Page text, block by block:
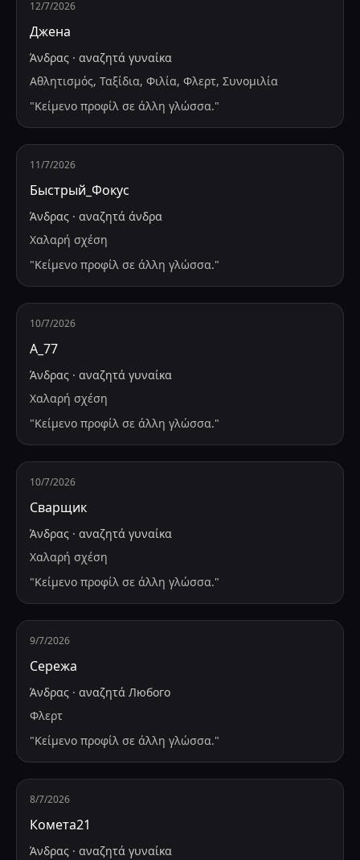
12/7/2026
Джена
Άνδρας · αναζητά γυναίκα
Αθλητισμός, Ταξίδια, Φιλία, Φλερτ, Συνομιλία
"Κείμενο προφίλ σε άλλη γλώσσα."
11/7/2026
Быстрый_Фокус
Άνδρας · αναζητά άνδρα
Χαλαρή σχέση
"Κείμενο προφίλ σε άλλη γλώσσα."
10/7/2026
А_77
Άνδρας · αναζητά γυναίκα
Χαλαρή σχέση
"Κείμενο προφίλ σε άλλη γλώσσα."
10/7/2026
Сварщик
Άνδρας · αναζητά γυναίκα
Χαλαρή σχέση
"Κείμενο προφίλ σε άλλη γλώσσα."
9/7/2026
Сережа
Άνδρας · αναζητά Любого
Φλερτ
"Κείμενο προφίλ σε άλλη γλώσσα."
8/7/2026
Комета21
Άνδρας · αναζητά γυναίκα